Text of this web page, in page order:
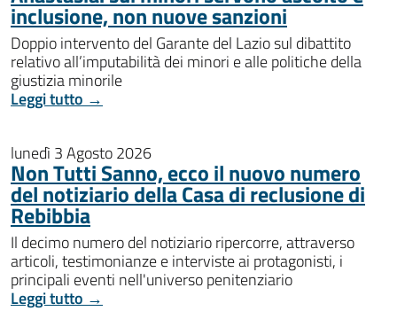
inclusione, non nuove sanzioni
Doppio intervento del Garante del Lazio sul dibattito
relativo all’imputabilità dei minori e alle politiche della
giustizia minorile
Leggi tutto →
lunedì 3 Agosto 2026
Non Tutti Sanno, ecco il nuovo numero
del notiziario della Casa di reclusione di
Rebibbia
Il decimo numero del notiziario ripercorre, attraverso
articoli, testimonianze e interviste ai protagonisti, i
principali eventi nell'universo penitenziario
Leggi tutto →